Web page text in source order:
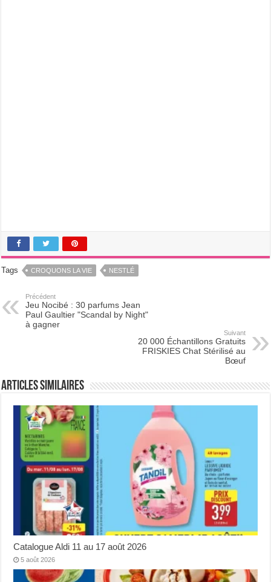
Tags CROQUONS LA VIE NESTLÉ
Précédent
Jeu Nocibé : 30 parfums Jean
Paul Gaultier "Scandal by Night"
à gagner
Suivant
20 000 Échantillons Gratuits
FRISKIES Chat Stérilisé au
Bœuf
Articles Similaires
Catalogue Aldi 11 au 17 août 2026
5 août 2026